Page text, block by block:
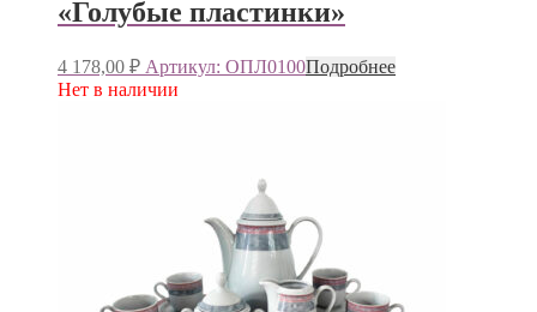
«Голубые пластинки»
4 178,00 ₽ Артикул: ОПЛ0100Подробнее
Нет в наличии